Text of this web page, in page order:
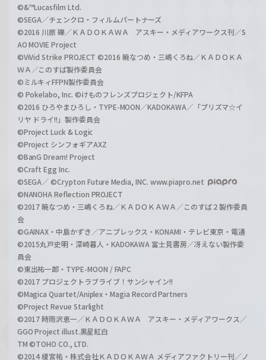
©&™Lucasfilm Ltd.
©SEGA／チェンクロ・フィルムパートナーズ
©2016 川原 礫／ＫＡＤＯＫＡＷＡ アスキー・メディアワークス刊／S
AO MOVIE Project
©ViVid Strike PROJECT ©2016 暁なつめ・三嶋くろね／ＫＡＤＯＫＡ
ＷＡ／このすば製作委員会
©ミルキィFFPN製作委員会
© Pokelabo, Inc. ©けものフレンズプロジェクト/KFPA
©2016 ひろやまひろし・TYPE-MOON／KADOKAWA／「プリズマ☆イ
リヤ ドライ!!」製作委員会
©Project Luck & Logic
©Project シンフォギアAXZ
©BanG Dream! Project
©Craft Egg Inc.
©SEGA／ ©Crypton Future Media, INC. www.piapro.net
©NANOHA Reflection PROJECT
©2017 暁なつめ・三嶋くろね／ＫＡＤＯＫＡＷＡ／このすば２製作委員
会
©GAINAX・中島かずき／アニプレックス・KONAMI・テレビ東京・電通
©2015丸戸史明・深崎暮人・KADOKAWA 富士見書房／冴えない製作委
員会
©東出祐一郎・TYPE-MOON / FAPC
©2017 プロジェクトラブライブ！サンシャイン!!
©Magica Quartet/Aniplex・Magia Record Partners
©Project Revue Starlight
©2017 時雨沢恵一／ＫＡＤＯＫＡＷＡ アスキー・メディアワークス／
GGO Project illust.黒星紅白
TM ©TOHO CO., LTD.
©2014 榎宮祐・株式会社ＫＡＤＯＫＡＷＡ メディアファクトリー刊／ノ